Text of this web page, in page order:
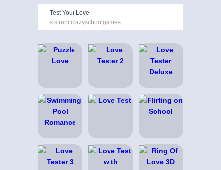
Test Your Love
s strani crazyschoolgames